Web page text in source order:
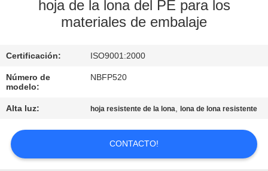
CONTROL
CALIDAD
ÉNTRENOS
CONTACTO
CON
hoja de la lona del PE para los
materiales de embalaje
Certificación: ISO9001:2000
Número de
modelo:
NBFP520
Alta luz: hoja resistente de la lona, lona de lona resistente
CONTACTO!